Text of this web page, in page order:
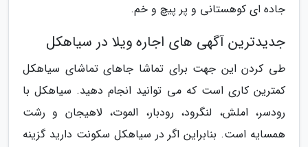
جاده ای کوهستانی و پر پیچ و خم.
جدیدترین آگهی های اجاره ویلا در سیاهکل
طی کردن این جهت برای تماشا جاهای تماشای سیاهکل
کمترین کاری است که می توانید انجام دهید. سیاهکل با
رودسر، املش، لنگرود، رودبار، الموت، لاهیجان و رشت
همسایه است. بنابراین اگر در سیاهکل سکونت دارید گزینه